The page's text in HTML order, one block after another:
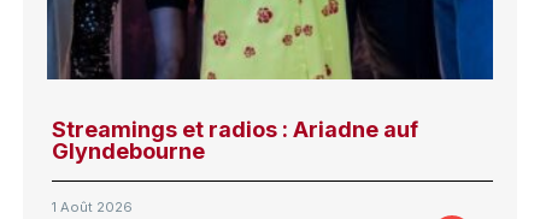
Streamings et radios : Ariadne auf
Glyndebourne
1 Août 2026